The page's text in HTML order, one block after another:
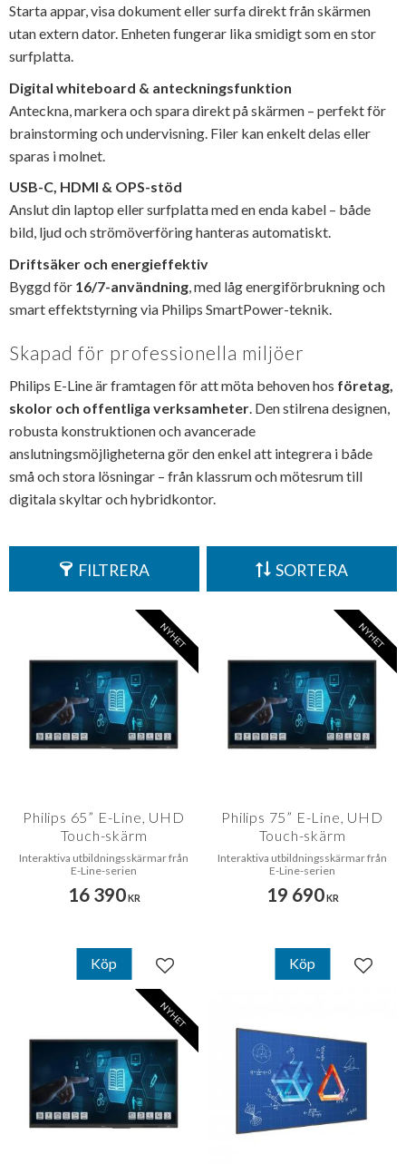
Starta appar, visa dokument eller surfa direkt från skärmen
utan extern dator. Enheten fungerar lika smidigt som en stor
surfplatta.
Digital whiteboard & anteckningsfunktion
Anteckna, markera och spara direkt på skärmen – perfekt för
brainstorming och undervisning. Filer kan enkelt delas eller
sparas i molnet.
USB-C, HDMI & OPS-stöd
Anslut din laptop eller surfplatta med en enda kabel – både
bild, ljud och strömöverföring hanteras automatiskt.
Driftsäker och energieffektiv
Byggd för 16/7-användning , med låg energiförbrukning och
smart effektstyrning via Philips SmartPower-teknik.
Skapad för professionella miljöer
Philips E-Line är framtagen för att möta behoven hos företag,
skolor och offentliga verksamheter. Den stilrena designen,
robusta konstruktionen och avancerade
anslutningsmöjligheterna gör den enkel att integrera i både
små och stora lösningar – från klassrum och mötesrum till
digitala skyltar och hybridkontor.
FILTRERA SORTERA
Philips 65” E-Line, UHD
Touch-skärm
Interaktiva utbildningsskärmar från
E-Line-serien
16 390KR
NYHET
Lägg till i favoriter
Köp
Philips 75” E-Line, UHD
Touch-skärm
Interaktiva utbildningsskärmar från
E-Line-serien
19 690KR
NYHET
Lägg
Köp
NYHET